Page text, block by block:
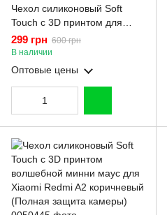
Чехол силиконовый Soft
Touch с 3D принтом для
Xiaomi Redmi A2 коричневый
(Полная защита камеры)
299 грн 600 грн
В наличии
Оптовые цены